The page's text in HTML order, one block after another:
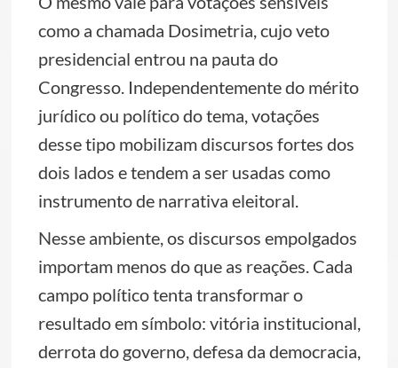
como a chamada Dosimetria, cujo veto
presidencial entrou na pauta do
Congresso. Independentemente do mérito
jurídico ou político do tema, votações
desse tipo mobilizam discursos fortes dos
dois lados e tendem a ser usadas como
instrumento de narrativa eleitoral.
Nesse ambiente, os discursos empolgados
importam menos do que as reações. Cada
campo político tenta transformar o
resultado em símbolo: vitória institucional,
derrota do governo, defesa da democracia,